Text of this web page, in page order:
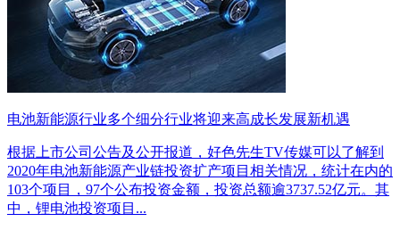
电池新能源行业多个细分行业将迎来高成长发展新机遇
根据上市公司公告及公开报道，好色先生TV传媒可以了解到
2020年电池新能源产业链投资扩产项目相关情况，统计在内的
103个项目，97个公布投资金额，投资总额逾3737.52亿元。其
中，锂电池投资项目...